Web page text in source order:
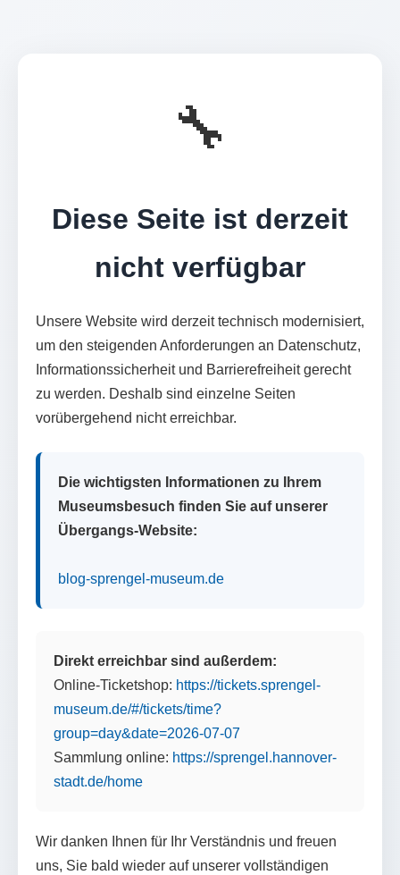
🔧
Diese Seite ist derzeit
nicht verfügbar
Unsere Website wird derzeit technisch modernisiert,
um den steigenden Anforderungen an Datenschutz,
Informationssicherheit und Barrierefreiheit gerecht
zu werden. Deshalb sind einzelne Seiten
vorübergehend nicht erreichbar.
Die wichtigsten Informationen zu Ihrem
Museumsbesuch finden Sie auf unserer
Übergangs-Website:
blog-sprengel-museum.de
Direkt erreichbar sind außerdem:
Online-Ticketshop: https://tickets.sprengel-
museum.de/#/tickets/time?
group=day&date=2026-07-07
Sammlung online: https://sprengel.hannover-
stadt.de/home
Wir danken Ihnen für Ihr Verständnis und freuen
uns, Sie bald wieder auf unserer vollständigen